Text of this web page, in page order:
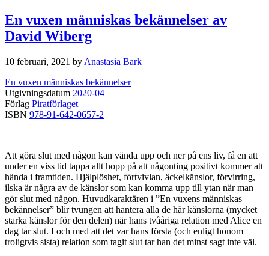
En vuxen människas bekännelser av
David Wiberg
10 februari, 2021 by Anastasia Bark
En vuxen människas bekännelser
Utgivningsdatum 2020-04
Förlag Piratförlaget
ISBN 978-91-642-0657-2
Att göra slut med någon kan vända upp och ner på ens liv, få en att
under en viss tid tappa allt hopp på att någonting positivt kommer att
hända i framtiden. Hjälplöshet, förtvivlan, äckelkänslor, förvirring,
ilska är några av de känslor som kan komma upp till ytan när man
gör slut med någon. Huvudkaraktären i ”En vuxens människas
bekännelser” blir tvungen att hantera alla de här känslorna (mycket
starka känslor för den delen) när hans tvååriga relation med Alice en
dag tar slut. I och med att det var hans första (och enligt honom
troligtvis sista) relation som tagit slut tar han det minst sagt inte väl.